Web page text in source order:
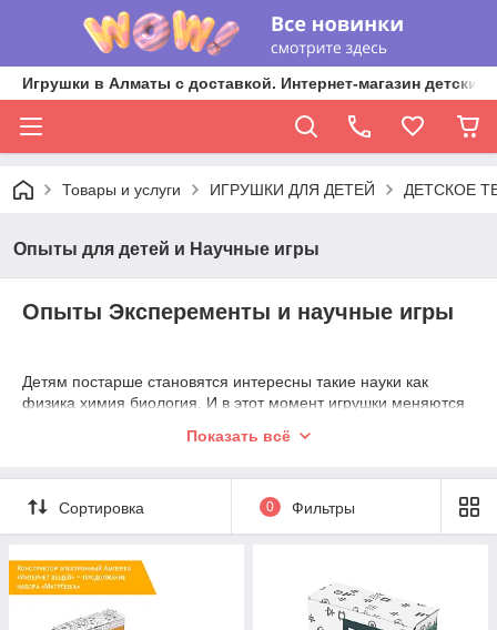
Игрушки в Алматы с доставкой. Интернет-магазин
Товары и услуги ИГРУШКИ ДЛЯ ДЕТЕЙ ДЕТСКОЕ
Опыты для детей и Научные игры
Опыты Эксперементы и научные игры
Детям постарше становятся интересны такие науки как
физика химия биология. И в этот момент игрушки меняются
и научные игры отличный вариант подарка
Показать всё
Сортировка 0 Фильтры